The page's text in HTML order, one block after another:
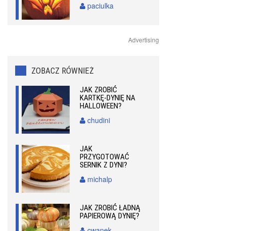
paciulka
Advertising
ZOBACZ RÓWNIEŻ
JAK ZROBIĆ
KARTKĘ-DYNIĘ NA
HALLOWEEN?
chudini
JAK
PRZYGOTOWAĆ
SERNIK Z DYNI?
michalp
JAK ZROBIĆ ŁADNĄ
PAPIEROWĄ DYNIĘ?